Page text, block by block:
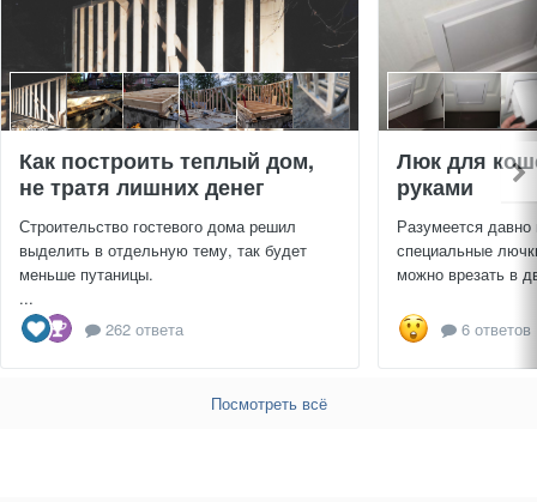
Как построить теплый дом,
не тратя лишних денег
Строительство гостевого дома решил
выделить в отдельную тему, так будет
меньше путаницы.
...
262 ответа
Люк для
руками
Разумеется
специальные
можно врезать в
6 ответов
Посмотреть всё